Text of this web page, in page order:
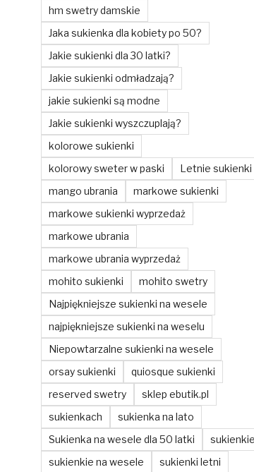
hm swetry damskie
Jaka sukienka dla kobiety po 50?
Jakie sukienki dla 30 latki?
Jakie sukienki odmładzają?
jakie sukienki są modne
Jakie sukienki wyszczuplają?
kolorowe sukienki
kolorowy sweter w paski
Letnie sukienki
mango ubrania
markowe sukienki
markowe sukienki wyprzedaż
markowe ubrania
markowe ubrania wyprzedaż
mohito sukienki
mohito swetry
Najpiękniejsze sukienki na wesele
najpiękniejsze sukienki na weselu
Niepowtarzalne sukienki na wesele
orsay sukienki
quiosque sukienki
reserved swetry
sklep ebutik.pl
sukienkach
sukienka na lato
Sukienka na wesele dla 50 latki
sukienkie
sukienkie na wesele
sukienki letni